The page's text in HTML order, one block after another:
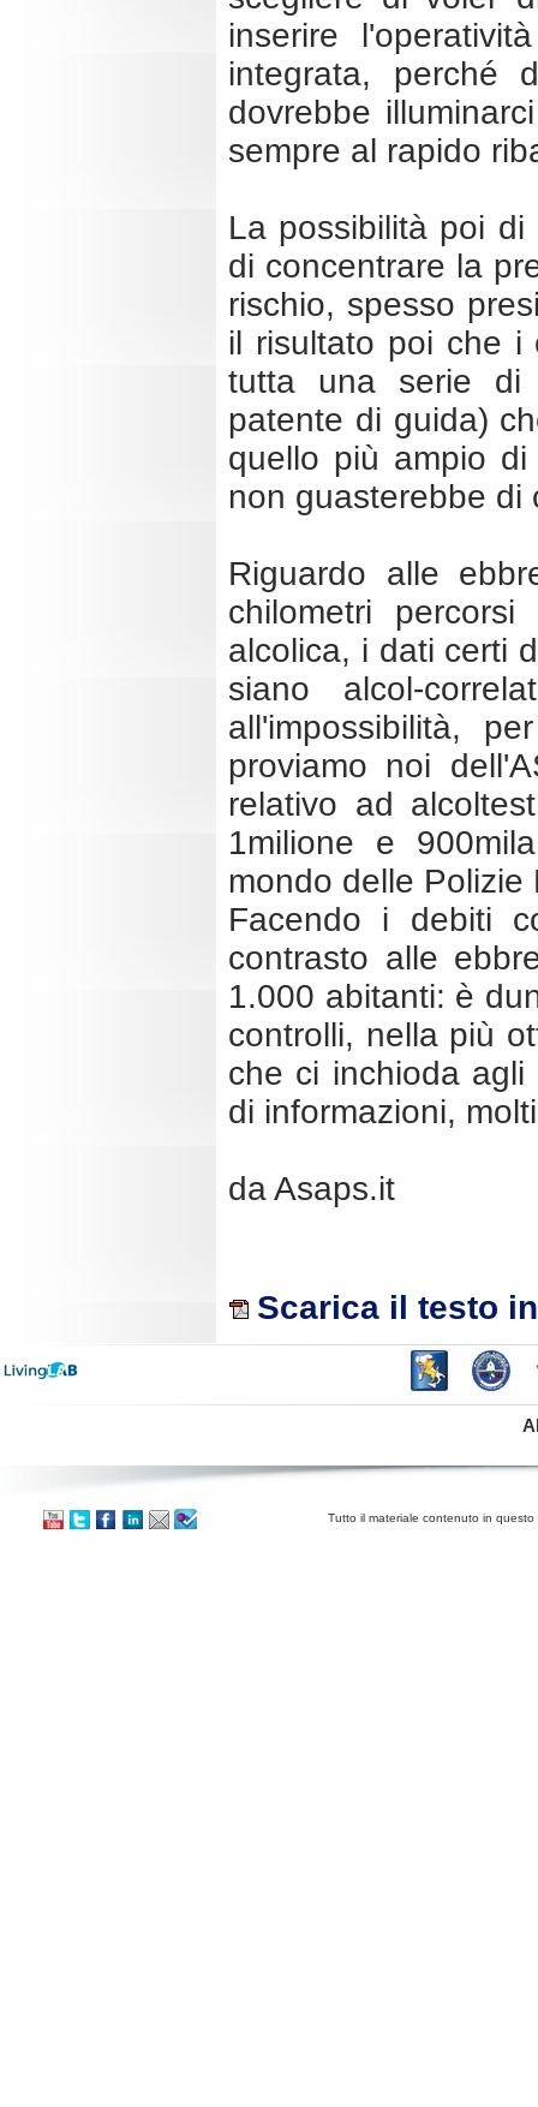
inserire
integrata, perché
dovrebbe
sempre al rapido
La possibilità poi
di concentrare la
rischio, spesso
il risultato poi che i
tutta una serie di
patente di guida)
quello più ampio
non guasterebbe di
Riguardo alle
chilometri
alcolica, i dati certi
siano alcol-
all'impossibilità,
proviamo noi
relativo ad
1milione e
mondo delle Polizie
Facendo i debiti
contrasto alle
1.000 abitanti: è
controlli, nella più
che ci inchioda agli
di informazioni,
da Asaps.it
Scarica il testo
Tutto il materiale contenuto in